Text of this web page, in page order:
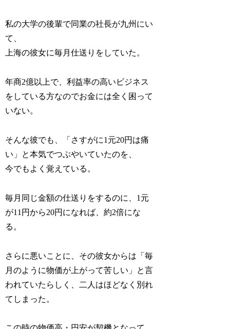
私の大学の後輩で同業の社長が九州にい
て、
上海の彼女に毎月仕送りをしていた。
年商2億以上で、利益率の高いビジネス
をしている方なのでお金には全く困って
いない。
そんな彼でも、「さすがに1元20円は痛
い」と本気でつぶやいていたのを、
今でもよく覚えている。
毎月同じ金額の仕送りをするのに、1元
が11円から20円になれば、約2倍にな
る。
さらに悪いことに、その彼女からは「毎
月のように物価が上がって苦しい」と言
われていたらしく、二人はほどなく別れ
てしまった。